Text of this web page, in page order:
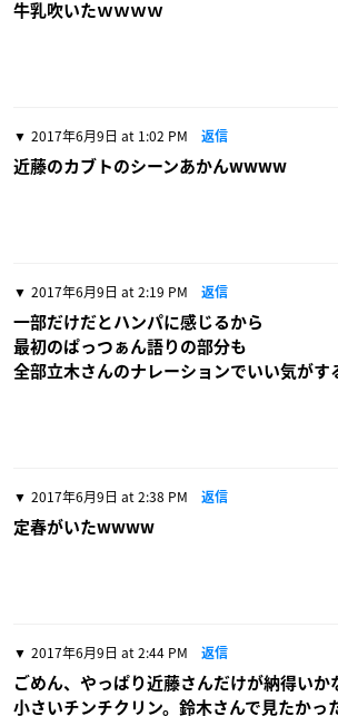
牛乳吹いたｗｗｗｗ
2017年6月9日 at 1:02 PM 返信
近藤のカブトのシーンあかんwwww
2017年6月9日 at 2:19 PM 返信
一部だけだとハンパに感じるから
最初のぱっつぁん語りの部分も
全部立木さんのナレーションでいい気がす
2017年6月9日 at 2:38 PM 返信
定春がいたwwww
2017年6月9日 at 2:44 PM 返信
ごめん、やっぱり近藤さんだけが納得いか
小さいチンチクリン。鈴木さんで見たかっ